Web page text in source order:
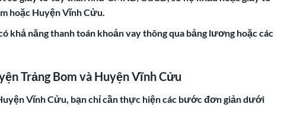
hoặc Huyện Vĩnh Cửu.
khả năng thanh toán khoản vay thông qua bảng lương hoặc các
Trảng Bom và Huyện Vĩnh Cửu
Vĩnh Cửu, bạn chỉ cần thực hiện các bước đơn giản dưới